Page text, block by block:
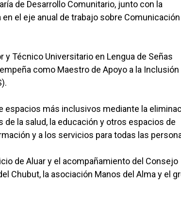
de Desarrollo Comunitario, junto con la
el eje anual de trabajo sobre Comunicación
Técnico Universitario en Lengua de Señas
como Maestro de Apoyo a la Inclusión
más inclusivos mediante la
la salud, la educación y otros espacios de
y a los servicios para todas las
de Aluar y el acompañamiento del Consejo
Chubut, la asociación Manos del Alma y el